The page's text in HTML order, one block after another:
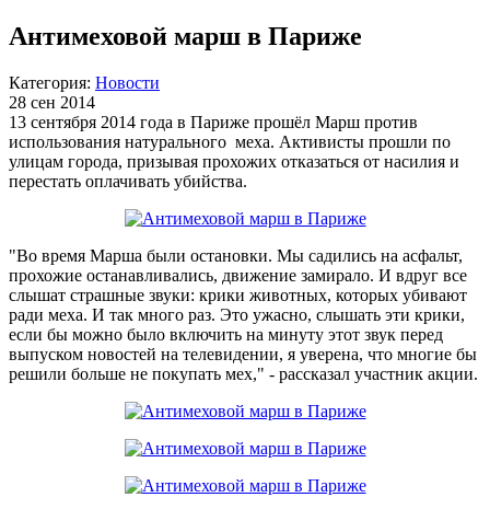
Антимеховой марш в Париже
Категория: Новости
28 сен 2014
13 сентября 2014 года в Париже прошёл Марш против
использования натурального меха. Активисты прошли по
улицам города, призывая прохожих отказаться от насилия и
перестать оплачивать убийства.
"Во время Марша были остановки. Мы садились на асфальт,
прохожие останавливались, движение замирало. И вдруг все
слышат страшные звуки: крики животных, которых убивают
ради меха. И так много раз. Это ужасно, слышать эти крики,
если бы можно было включить на минуту этот звук перед
выпуском новостей на телевидении, я уверена, что многие бы
решили больше не покупать мех," - рассказал участник акции.